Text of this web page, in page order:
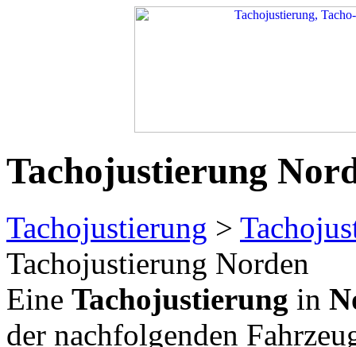
Tachojustierung
Tachojustierung >
Tachojustierung Norden
Eine Tachojustierung in
der nachfolgenden